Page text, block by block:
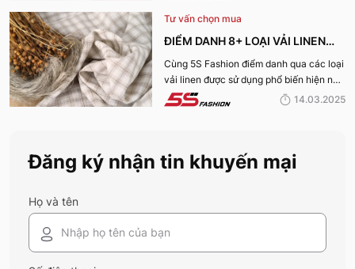
tìm hiểu nhé!
Tư vấn chọn mua
ĐIỂM DANH 8+ LOẠI VẢI LINEN
PHỔ BIẾN NHẤT HIỆN NAY
Cùng 5S Fashion điểm danh qua các loại
vải linen được sử dụng phổ biến hiện nay
trên thị trường cũng như ưu nhược điểm
14.03.2025
Đăng ký nhận tin khuyến mại
Họ và tên